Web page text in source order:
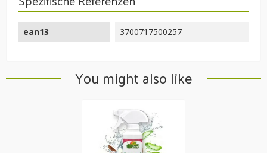
ean13 3700717500257
You might also like